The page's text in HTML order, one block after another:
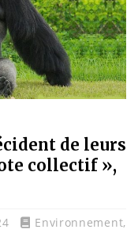
de leurs
collectif »,
Environnement,